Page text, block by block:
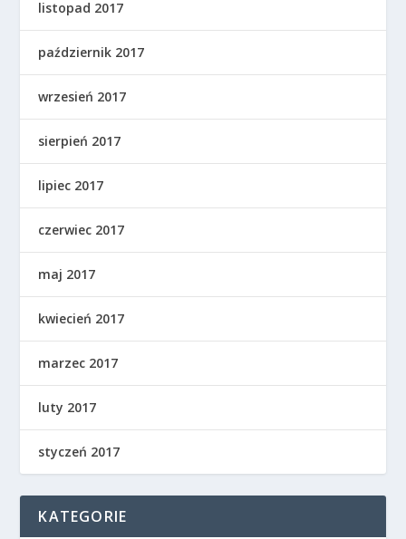
listopad 2017
październik 2017
wrzesień 2017
sierpień 2017
lipiec 2017
czerwiec 2017
maj 2017
kwiecień 2017
marzec 2017
luty 2017
styczeń 2017
KATEGORIE